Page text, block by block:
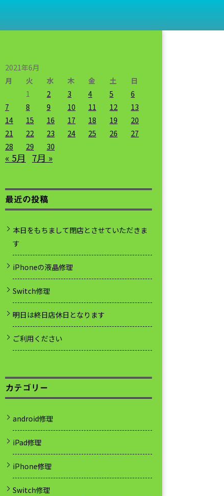
2021年6月
月
火 水 木 金 土
日
1
2 3 4 5
6
7
8 9 10 11 12
13
14
15 16 17 18 19
20
21
22 23 24 25 26
27
28
29 30
« 5月 7月 »
最近の投稿
本日をもちまして閉店とさせていただきま
す
iPhoneの液晶修理
Switch修理
明日は終日店休日となります
ご利用ください
カテゴリー
android修理
iPad修理
iPhone修理
Switch修理